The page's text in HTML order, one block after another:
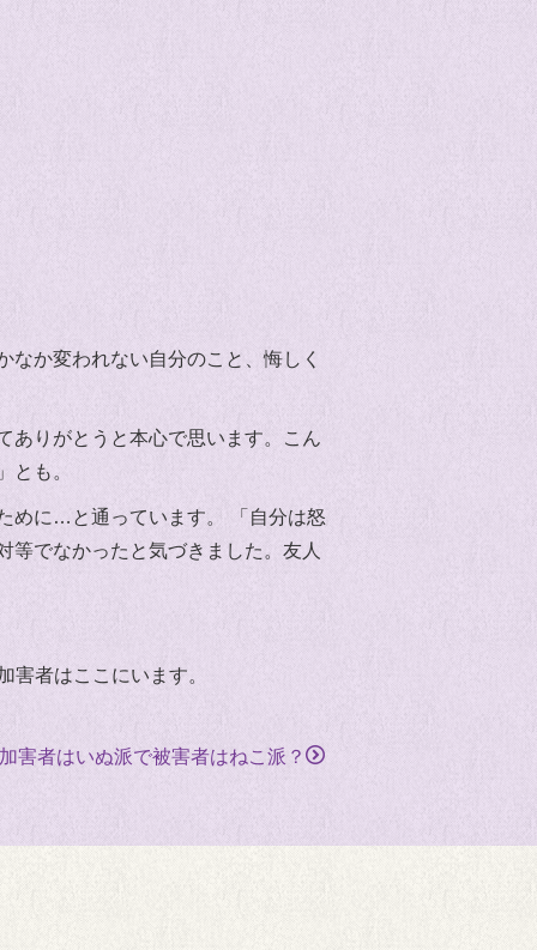
か変われない自分のこと、悔しく
ありがとうと本心で思います。こん
とも。
めに…と通っています。 「自分は怒
等でなかったと気づきました。友人
害者はここにいます。
加害者はいぬ派で被害者はねこ派？